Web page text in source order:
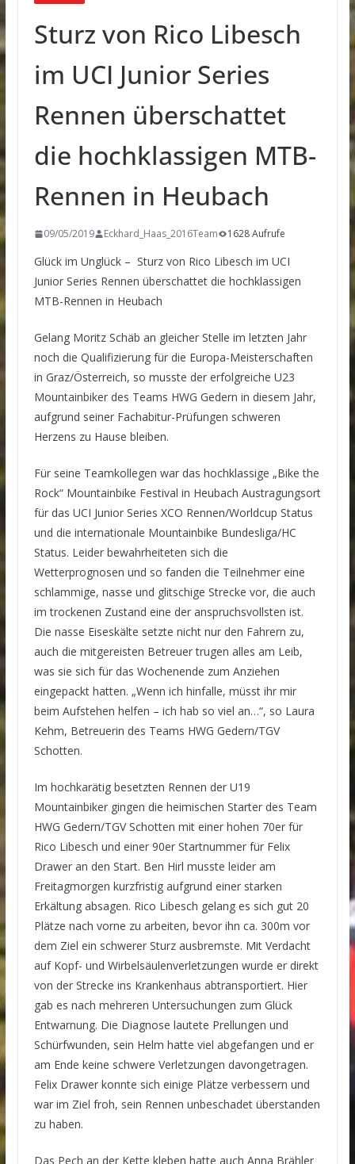
Sturz von Rico Libesch
im UCI Junior Series
Rennen überschattet
die hochklassigen MTB-
Rennen in Heubach
09/05/2019 Eckhard_Haas_2016Team 1628 Aufrufe
Glück im Unglück – Sturz von Rico Libesch im UCI
Junior Series Rennen überschattet die hochklassigen
MTB-Rennen in Heubach
Gelang Moritz Schäb an gleicher Stelle im letzten Jahr
noch die Qualifizierung für die Europa-Meisterschaften
in Graz/Österreich, so musste der erfolgreiche U23
Mountainbiker des Teams HWG Gedern in diesem Jahr,
aufgrund seiner Fachabitur-Prüfungen schweren
Herzens zu Hause bleiben.
Für seine Teamkollegen war das hochklassige „Bike the
Rock“ Mountainbike Festival in Heubach Austragungsort
für das UCI Junior Series XCO Rennen/Worldcup Status
und die internationale Mountainbike Bundesliga/HC
Status. Leider bewahrheiteten sich die
Wetterprognosen und so fanden die Teilnehmer eine
schlammige, nasse und glitschige Strecke vor, die auch
im trockenen Zustand eine der anspruchsvollsten ist.
Die nasse Eiseskälte setzte nicht nur den Fahrern zu,
auch die mitgereisten Betreuer trugen alles am Leib,
was sie sich für das Wochenende zum Anziehen
eingepackt hatten. „Wenn ich hinfalle, müsst ihr mir
beim Aufstehen helfen – ich hab so viel an…“, so Laura
Kehm, Betreuerin des Teams HWG Gedern/TGV
Schotten.
Im hochkarätig besetzten Rennen der U19
Mountainbiker gingen die heimischen Starter des Team
HWG Gedern/TGV Schotten mit einer hohen 70er für
Rico Libesch und einer 90er Startnummer für Felix
Drawer an den Start. Ben Hirl musste leider am
Freitagmorgen kurzfristig aufgrund einer starken
Erkältung absagen. Rico Libesch gelang es sich gut 20
Plätze nach vorne zu arbeiten, bevor ihn ca. 300m vor
dem Ziel ein schwerer Sturz ausbremste. Mit Verdacht
auf Kopf- und Wirbelsäulenverletzungen wurde er direkt
von der Strecke ins Krankenhaus abtransportiert. Hier
gab es nach mehreren Untersuchungen zum Glück
Entwarnung. Die Diagnose lautete Prellungen und
Schürfwunden, sein Helm hatte viel abgefangen und er
am Ende keine schwere Verletzungen davongetragen.
Felix Drawer konnte sich einige Plätze verbessern und
war im Ziel froh, sein Rennen unbeschadet überstanden
zu haben.
Das Pech an der Kette kleben hatte auch Anna Brähler